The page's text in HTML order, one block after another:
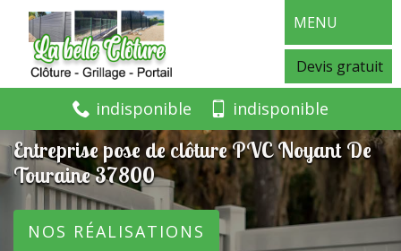
MENU
Devis gratuit
indisponible indisponible
Entreprise pose de clôture PVC Noyant De
Touraine 37800
NOS RÉALISATIONS